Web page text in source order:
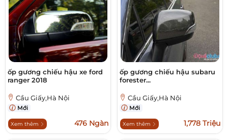
ốp gương chiếu hậu xe ford
ranger 2018
Cầu Giấy,Hà Nội
Mới
Xem thêm 476 Ngàn
ốp gương chiếu hậu subaru
forester...
Cầu Giấy,Hà Nội
Mới
Xem thêm 1,778 Triệu